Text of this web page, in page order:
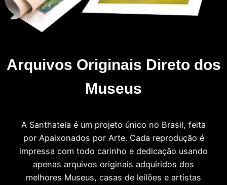
Arquivos Originais Direto dos
Museus
A Santhatela é um projeto único no Brasil, feita
por Apaixonados por Arte. Cada reprodução é
impressa com todo carinho e dedicação usando
apenas arquivos originais adquiridos dos
melhores Museus, casas de leilões e artistas